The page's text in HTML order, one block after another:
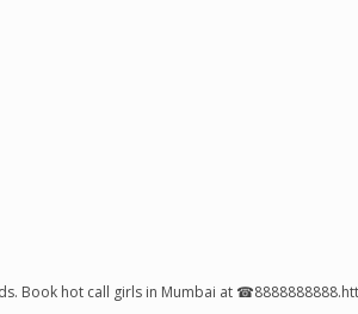
Book hot call girls in Mumbai at